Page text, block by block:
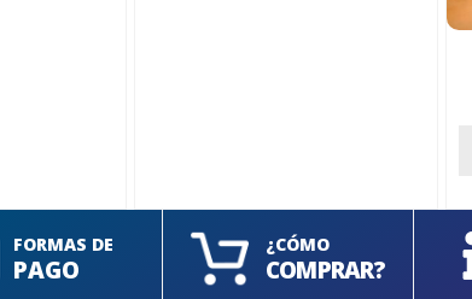
FORMAS DE
PAGO
¿CÓMO
COMPRAR?